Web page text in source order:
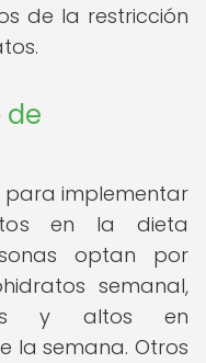
de la restricción
de
para implementar
en la dieta
optan por
semanal,
y altos en
la semana. Otros